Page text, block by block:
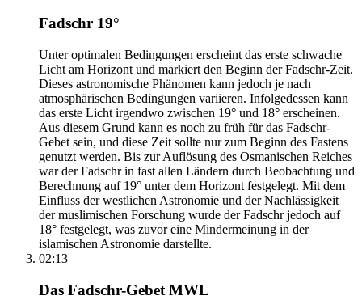
Fadschr 19°
Unter optimalen Bedingungen erscheint das erste schwache
Licht am Horizont und markiert den Beginn der Fadschr-Zeit.
Dieses astronomische Phänomen kann jedoch je nach
atmosphärischen Bedingungen variieren. Infolgedessen kann
das erste Licht irgendwo zwischen 19° und 18° erscheinen.
Aus diesem Grund kann es noch zu früh für das Fadschr-
Gebet sein, und diese Zeit sollte nur zum Beginn des Fastens
genutzt werden. Bis zur Auflösung des Osmanischen Reiches
war der Fadschr in fast allen Ländern durch Beobachtung und
Berechnung auf 19° unter dem Horizont festgelegt. Mit dem
Einfluss der westlichen Astronomie und der Nachlässigkeit
der muslimischen Forschung wurde der Fadschr jedoch auf
18° festgelegt, was zuvor eine Mindermeinung in der
islamischen Astronomie darstellte.
02:13
Das Fadschr-Gebet MWL